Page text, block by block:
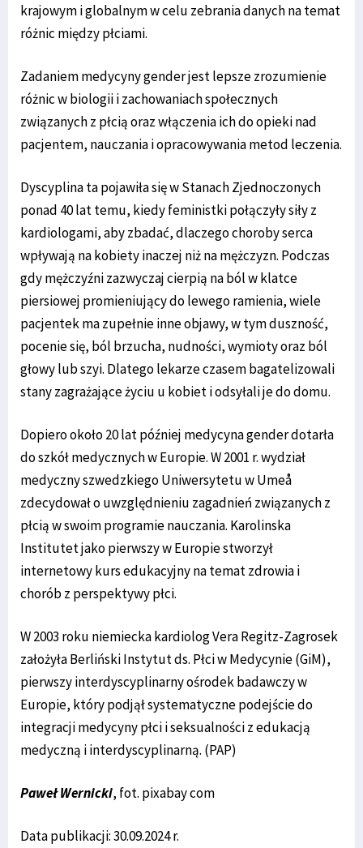
krajowym i globalnym w celu zebrania danych na temat
różnic między płciami.
Zadaniem medycyny gender jest lepsze zrozumienie
różnic w biologii i zachowaniach społecznych
związanych z płcią oraz włączenia ich do opieki nad
pacjentem, nauczania i opracowywania metod leczenia.
Dyscyplina ta pojawiła się w Stanach Zjednoczonych
ponad 40 lat temu, kiedy feministki połączyły siły z
kardiologami, aby zbadać, dlaczego choroby serca
wpływają na kobiety inaczej niż na mężczyzn. Podczas
gdy mężczyźni zazwyczaj cierpią na ból w klatce
piersiowej promieniujący do lewego ramienia, wiele
pacjentek ma zupełnie inne objawy, w tym duszność,
pocenie się, ból brzucha, nudności, wymioty oraz ból
głowy lub szyi. Dlatego lekarze czasem bagatelizowali
stany zagrażające życiu u kobiet i odsyłali je do domu.
Dopiero około 20 lat później medycyna gender dotarła
do szkół medycznych w Europie. W 2001 r. wydział
medyczny szwedzkiego Uniwersytetu w Umeå
zdecydował o uwzględnieniu zagadnień związanych z
płcią w swoim programie nauczania. Karolinska
Institutet jako pierwszy w Europie stworzył
internetowy kurs edukacyjny na temat zdrowia i
chorób z perspektywy płci.
W 2003 roku niemiecka kardiolog Vera Regitz-Zagrosek
założyła Berliński Instytut ds. Płci w Medycynie (GiM),
pierwszy interdyscyplinarny ośrodek badawczy w
Europie, który podjął systematyczne podejście do
integracji medycyny płci i seksualności z edukacją
medyczną i interdyscyplinarną. (PAP)
Paweł Wernicki, fot. pixabay com
Data publikacji: 30.09.2024 r.